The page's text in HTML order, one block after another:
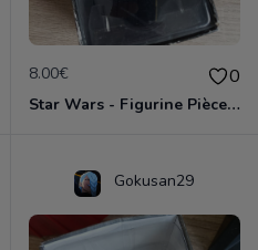
8.00€ 0
Star Wars - Figurine Pièce d'échecs Gran Moff Tarkin - Altaya
Gokusan29